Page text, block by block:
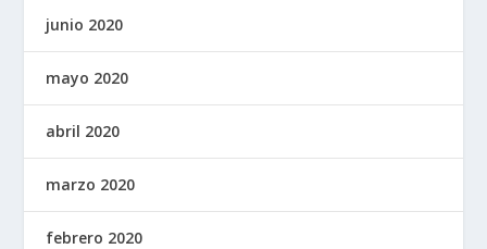
junio 2020
mayo 2020
abril 2020
marzo 2020
febrero 2020